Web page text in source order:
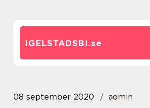
IGELSTADSBI.se
08 september 2020 admin